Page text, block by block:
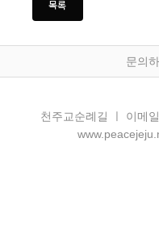
문의
천주교순례길 ㅣ 이메